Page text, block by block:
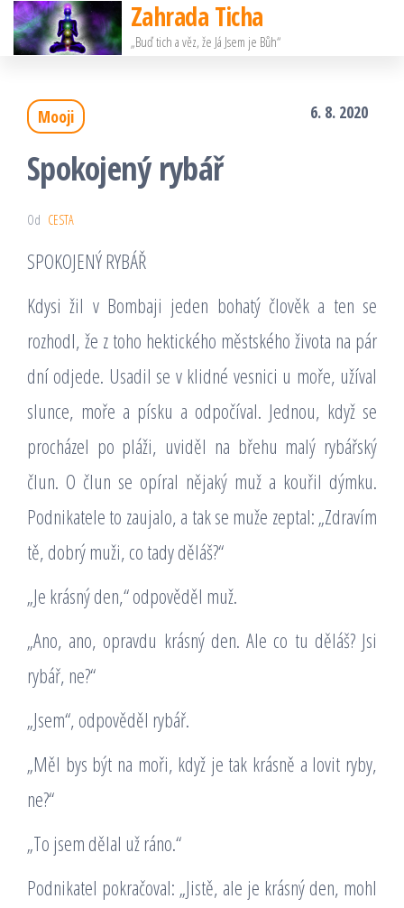
Přeskočit
na
Zahrada Ticha
„Buď tich a věz, že Já Jsem je Bůh“
Mooji 6. 8. 2020
Spokojený rybář
Od CESTA
SPOKOJENÝ RYBÁŘ
Kdysi žil v Bombaji jeden bohatý člověk a ten se
rozhodl, že z toho hektického městského života na pár
dní odjede. Usadil se v klidné vesnici u moře, užíval
slunce, moře a písku a odpočíval. Jednou, když se
procházel po pláži, uviděl na břehu malý rybářský
člun. O člun se opíral nějaký muž a kouřil dýmku.
Podnikatele to zaujalo, a tak se muže zeptal: „Zdravím
tě, dobrý muži, co tady děláš?“
„Je krásný den,“ odpověděl muž.
„Ano, ano, opravdu krásný den. Ale co tu děláš? Jsi
rybář, ne?“
„Jsem“, odpověděl rybář.
„Měl bys být na moři, když je tak krásně a lovit ryby,
ne?“
„To jsem dělal už ráno.“
Podnikatel pokračoval: „Jistě, ale je krásný den, mohl